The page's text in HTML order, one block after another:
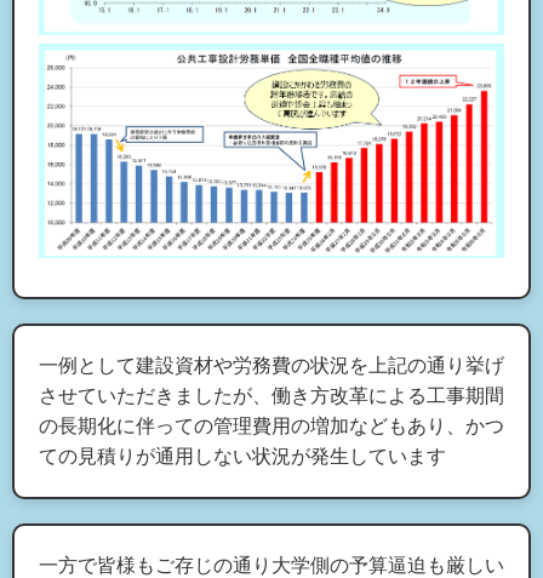
一例として建設資材や労務費の状況を上記の通り挙げ
させていただきましたが、働き方改革による工事期間
の長期化に伴っての管理費用の増加などもあり、かつ
ての見積りが通用しない状況が発生しています
一方で皆様もご存じの通り大学側の予算逼迫も厳しい